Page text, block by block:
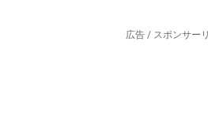
広告 / スポンサー